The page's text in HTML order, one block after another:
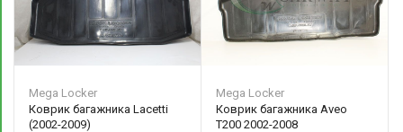
Mega Locker
Коврик багажника Lacetti
(2002-2009)
Mega Locker
Коврик багажника Aveo
T200 2002-2008